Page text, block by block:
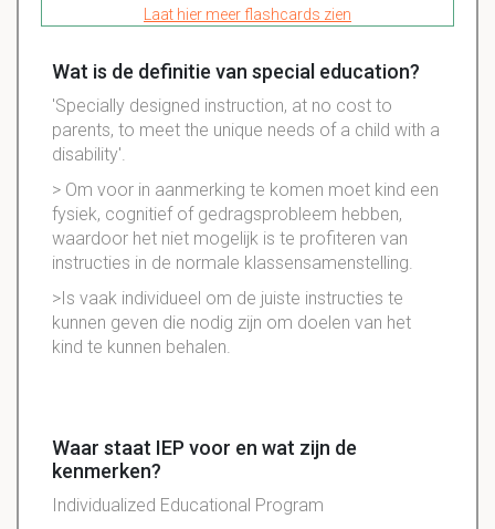
Laat hier meer flashcards zien
Wat is de definitie van special education?
'Specially designed instruction, at no cost to
parents, to meet the unique needs of a child with a
disability'.
> Om voor in aanmerking te komen moet kind een
fysiek, cognitief of gedragsprobleem hebben,
waardoor het niet mogelijk is te profiteren van
instructies in de normale klassensamenstelling.
>Is vaak individueel om de juiste instructies te
kunnen geven die nodig zijn om doelen van het
kind te kunnen behalen.
Waar staat IEP voor en wat zijn de
kenmerken?
Individualized Educational Program